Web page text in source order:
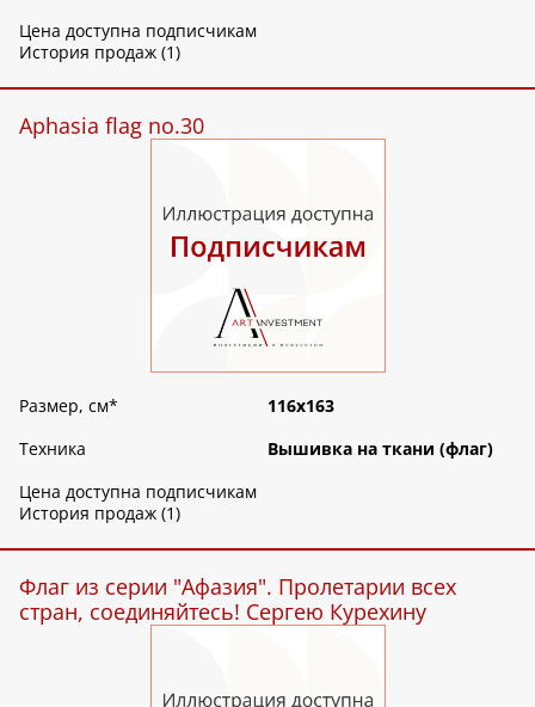
Цена доступна подписчикам
История продаж (1)
Aphasia flag no.30
Размер, см*
116х163
Техника
Вышивка на ткани (флаг)
Цена доступна подписчикам
История продаж (1)
Флаг из серии "Афазия". Пролетарии всех
стран, соединяйтесь! Сергею Курехину